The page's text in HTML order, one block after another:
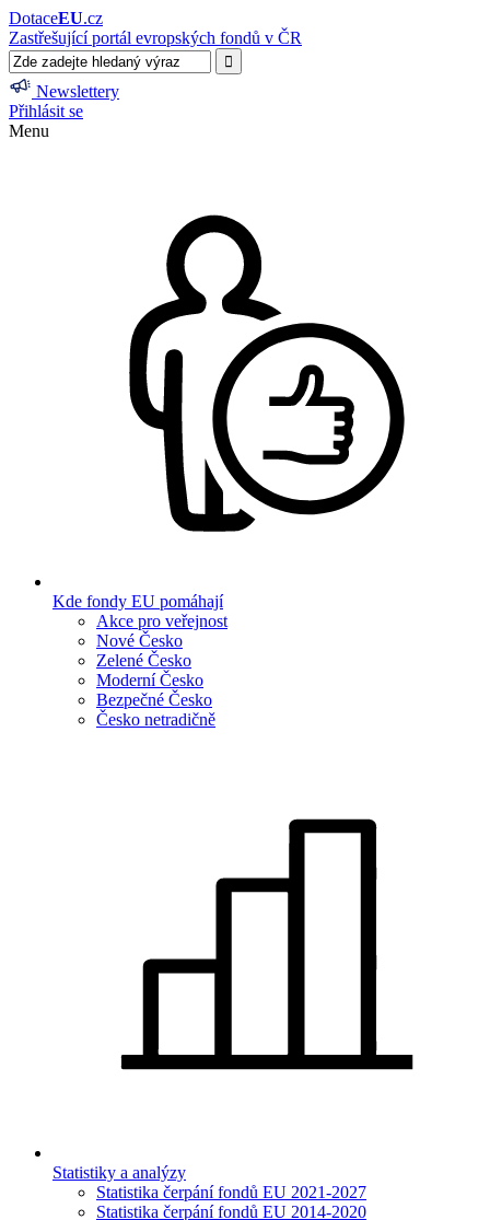
DotaceEU.cz
Zastřešující portál evropských fondů v ČR
Newslettery
Přihlásit se
Menu
Kde fondy EU pomáhají
Akce pro veřejnost
Nové Česko
Zelené Česko
Moderní Česko
Bezpečné Česko
Česko netradičně
Statistiky a analýzy
Statistika čerpání fondů EU 2021-2027
Statistika čerpání fondů EU 2014-2020